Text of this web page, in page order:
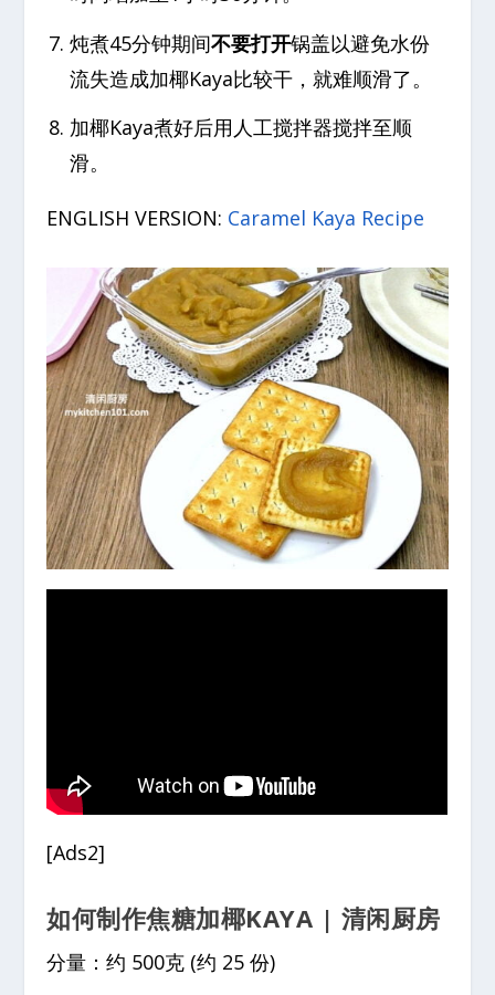
炖煮45分钟期间不要打开锅盖以避免水份
流失造成加椰Kaya比较干，就难顺滑了。
加椰Kaya煮好后用人工搅拌器搅拌至顺
滑。
ENGLISH VERSION: Caramel Kaya Recipe
[Ads2]
如何制作焦糖加椰KAYA | 清闲厨房
分量：约 500克 (约 25 份)